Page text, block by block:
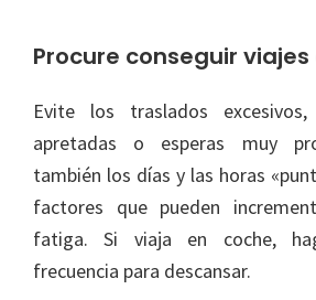
Procure conseguir
Evite los traslados excesivos,
apretadas o esperas muy
también los días y las horas
factores que pueden
fatiga. Si viaja en coche,
frecuencia para descansar.